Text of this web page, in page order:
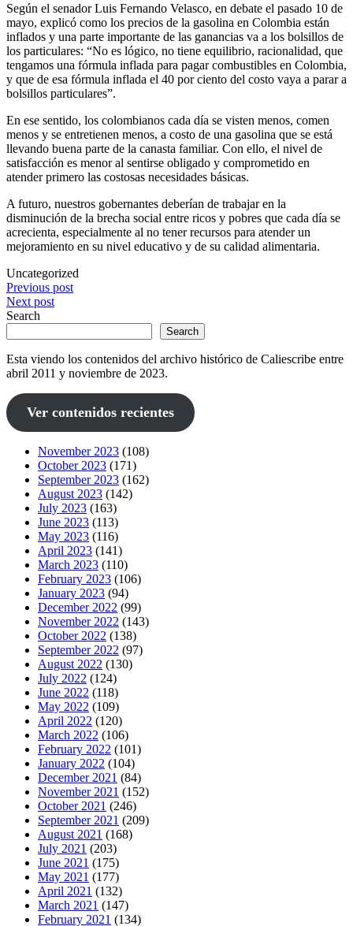
Según el senador Luis Fernando Velasco, en debate el pasado 10 de
mayo, explicó como los precios de la gasolina en Colombia están
inflados y una parte importante de las ganancias va a los bolsillos de
los particulares: “No es lógico, no tiene equilibrio, racionalidad, que
tengamos una fórmula inflada para pagar combustibles en Colombia,
y que de esa fórmula inflada el 40 por ciento del costo vaya a parar a
bolsillos particulares”.
En ese sentido, los colombianos cada día se visten menos, comen
menos y se entretienen menos, a costo de una gasolina que se está
llevando buena parte de la canasta familiar. Con ello, el nivel de
satisfacción es menor al sentirse obligado y comprometido en
atender primero las costosas necesidades básicas.
A futuro, nuestros gobernantes deberían de trabajar en la
disminución de la brecha social entre ricos y pobres que cada día se
acrecienta, especialmente al no tener recursos para atender un
mejoramiento en su nivel educativo y de su calidad alimentaria.
Uncategorized
Post
navigation
Previous post
Next post
Search
Search
Esta viendo los contenidos del archivo histórico de Caliescribe entre
abril 2011 y noviembre de 2023.
Ver contenidos recientes
November 2023 (108)
October 2023 (171)
September 2023 (162)
August 2023 (142)
July 2023 (163)
June 2023 (113)
May 2023 (116)
April 2023 (141)
March 2023 (110)
February 2023 (106)
January 2023 (94)
December 2022 (99)
November 2022 (143)
October 2022 (138)
September 2022 (97)
August 2022 (130)
July 2022 (124)
June 2022 (118)
May 2022 (109)
April 2022 (120)
March 2022 (106)
February 2022 (101)
January 2022 (104)
December 2021 (84)
November 2021 (152)
October 2021 (246)
September 2021 (209)
August 2021 (168)
July 2021 (203)
June 2021 (175)
May 2021 (177)
April 2021 (132)
March 2021 (147)
February 2021 (134)